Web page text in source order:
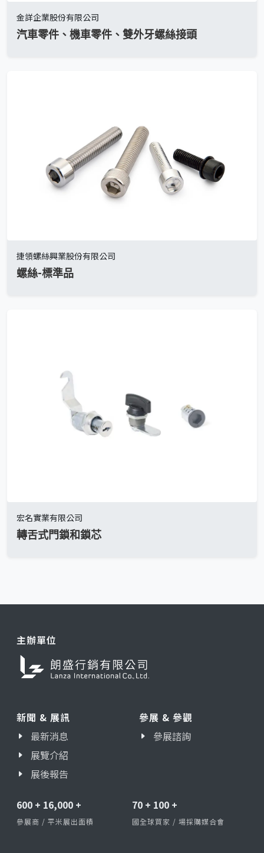
金詳企業股份有限公司
汽車零件、機車零件、雙外牙螺絲接頭
捷領螺絲興業股份有限公司
螺絲-標準品
宏名實業有限公司
轉舌式門鎖和鎖芯
主辦單位
新聞 & 展訊
最新消息
展覽介紹
展後報告
參展 & 參觀
參展諮詢
600 + 16,000 +
參展商 / 平米展出面積
70 + 100 +
國全球買家 / 場採購媒合會